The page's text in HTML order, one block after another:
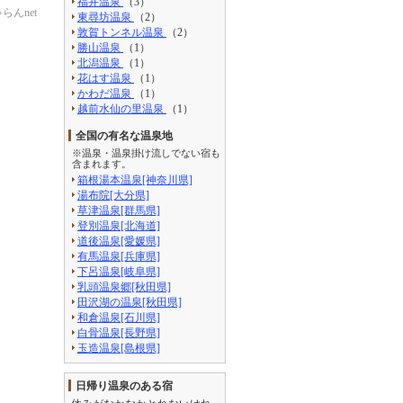
んnet
東尋坊温泉
（2）
敦賀トンネル温泉
（2）
勝山温泉
（1）
北潟温泉
（1）
花はす温泉
（1）
かわだ温泉
（1）
越前水仙の里温泉
（1）
全国の有名な温泉地
※温泉・温泉掛け流しでない宿も
含まれます。
箱根湯本温泉[神奈川県]
湯布院[大分県]
草津温泉[群馬県]
登別温泉[北海道]
道後温泉[愛媛県]
有馬温泉[兵庫県]
下呂温泉[岐阜県]
乳頭温泉郷[秋田県]
田沢湖の温泉[秋田県]
和倉温泉[石川県]
白骨温泉[長野県]
玉造温泉[島根県]
日帰り温泉のある宿